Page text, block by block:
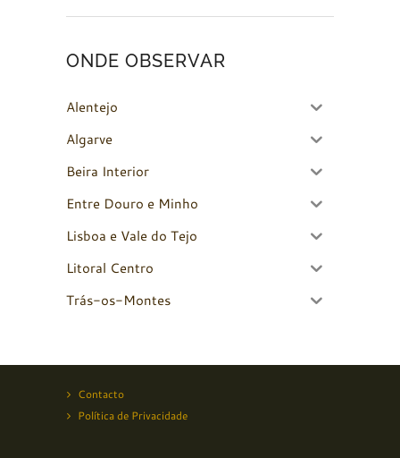
ONDE OBSERVAR
Alentejo
Algarve
Beira Interior
Entre Douro e Minho
Lisboa e Vale do Tejo
Litoral Centro
Trás-os-Montes
Contacto
Política de Privacidade